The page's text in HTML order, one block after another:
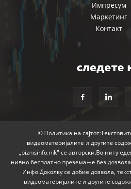
Импресум
Маркетинг
Контакт
следете
© Политика на
видеоматеријалите и другите
„biznisinfo.mk" се авторски.Во ниту
нивно бесплатно преземање без
Инфо.Доколку се добие дозвола,
видеоматеријалите и другите